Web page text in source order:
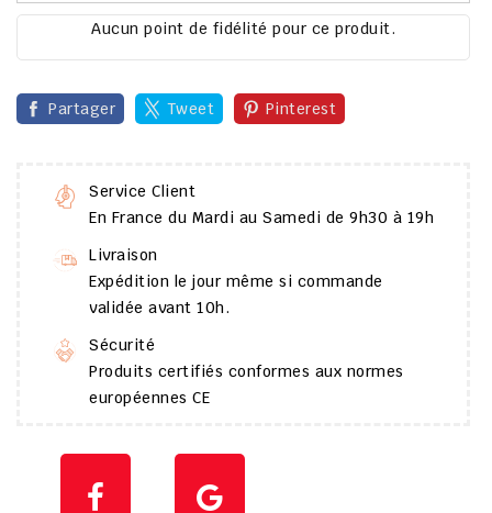
Aucun point de fidélité pour ce produit.
Partager Tweet Pinterest
Service Client
En France du Mardi au Samedi de 9h30 à 19h
Livraison
Expédition le jour même si commande
validée avant 10h.
Sécurité
Produits certifiés conformes aux normes
européennes CE